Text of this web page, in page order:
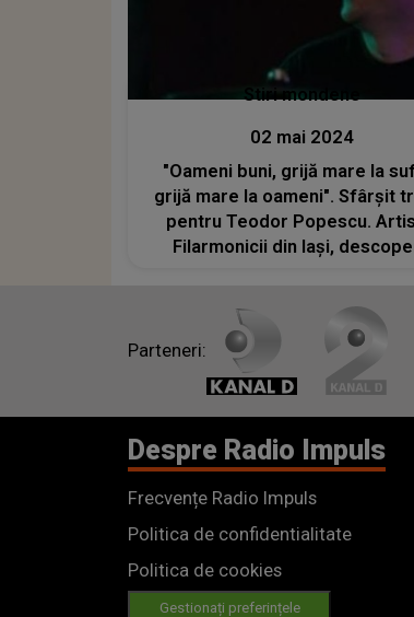
Stiri mondene
02 mai 2024
"Oameni buni, grijă mare la
grijă mare la oameni". Sfârșit
pentru Teodor Popescu.
Filarmonicii din Iași,
Parteneri:
Despre Radio Impuls
Frecvențe Radio Impuls
Politica de confidentialitate
Politica de cookies
Gestionați preferințele